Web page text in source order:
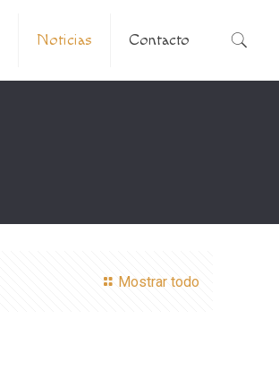
Noticias Contacto
Mostrar todo